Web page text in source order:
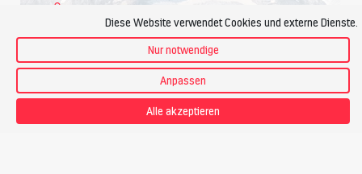
Kondition
3-4 Stunden Aufstieg pro Tag
1000 Höhenmeter. Bei einem Tempo von ca.300Hm pro
fühle ich mich wohl.
Diese Website verwendet Cookies und externe Dienste.
Nur notwendige
Anpassen
Alle akzeptieren